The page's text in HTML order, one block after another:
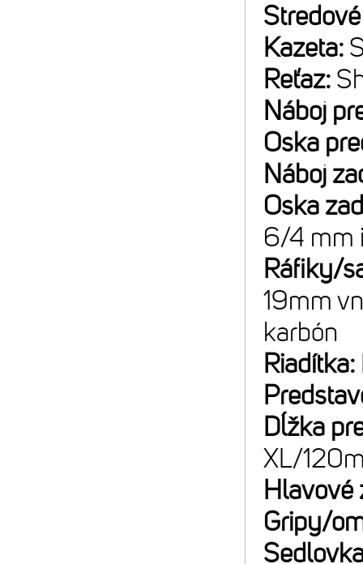
Kazeta:
Reťaz:
Náboj
Oska
Náboj
Oska
6/4 mm
Ráfiky/
19mm
karbón
Riadítka:
Dĺžka
XL/
Hlavové
Gripy/